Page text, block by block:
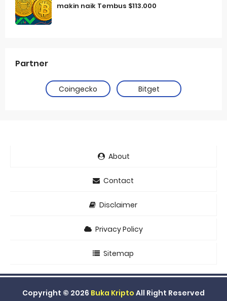
makin naik Tembus $113.000
Partner
Coingecko Bitget
About
Contact
Disclaimer
Privacy Policy
Sitemap
Copyright © 2026 Buka Kripto All Right Reserved